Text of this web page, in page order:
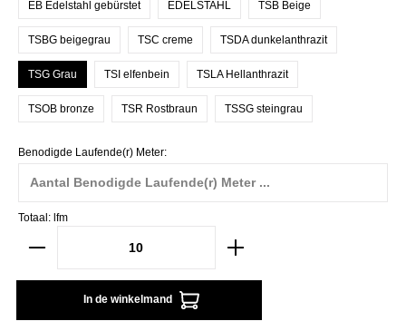
EB Edelstahl gebürstet EDELSTAHL TSB Beige
TSBG beigegrau TSC creme TSDA dunkelanthrazit
TSG Grau TSI elfenbein TSLA Hellanthrazit
TSOB bronze TSR Rostbraun TSSG steingrau
Benodigde Laufende(r) Meter:
Totaal: lfm
In de winkelmand